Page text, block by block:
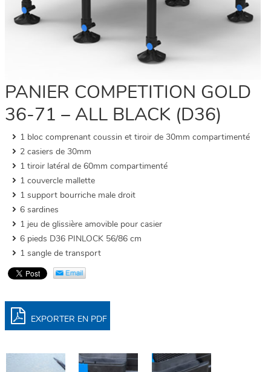
PANIER COMPETITION GOLD
36-71 – ALL BLACK (D36)
1 bloc comprenant coussin et tiroir de 30mm compartimenté
2 casiers de 30mm
1 tiroir latéral de 60mm compartimenté
1 couvercle mallette
1 support bourriche male droit
6 sardines
1 jeu de glissière amovible pour casier
6 pieds D36 PINLOCK 56/86 cm
1 sangle de transport
EXPORTER EN PDF